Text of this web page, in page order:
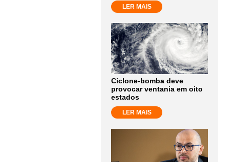
LER MAIS
Ciclone-bomba deve
provocar ventania em oito
estados
LER MAIS